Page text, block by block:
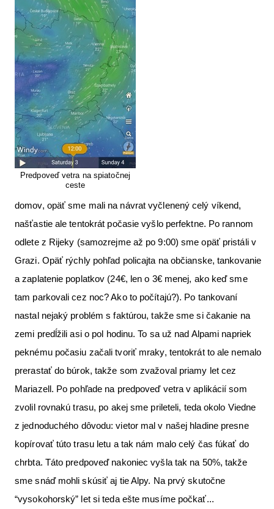
Predpoveď vetra na spiatočnej
ceste
domov, opäť sme mali na návrat vyčlenený celý víkend,
našťastie ale tentokrát počasie vyšlo perfektne. Po rannom
odlete z Rijeky (samozrejme až po 9:00) sme opäť pristáli v
Grazi. Opäť rýchly pohľad policajta na občianske, tankovanie
a zaplatenie poplatkov (24€, len o 3€ menej, ako keď sme
tam parkovali cez noc? Ako to počítajú?). Po tankovaní
nastal nejaký problém s faktúrou, takže sme si čakanie na
zemi predĺžili asi o pol hodinu. To sa už nad Alpami napriek
peknému počasiu začali tvoriť mraky, tentokrát to ale nemalo
prerastať do búrok, takže som zvažoval priamy let cez
Mariazell. Po pohľade na predpoveď vetra v aplikácií som
zvolil rovnakú trasu, po akej sme prileteli, teda okolo Viedne
z jednoduchého dôvodu: vietor mal v našej hladine presne
kopírovať túto trasu letu a tak nám malo celý čas fúkať do
chrbta. Táto predpoveď nakoniec vyšla tak na 50%, takže
sme snáď mohli skúsiť aj tie Alpy. Na prvý skutočne
“vysokohorský” let si teda ešte musíme počkať...